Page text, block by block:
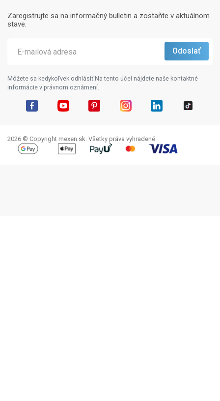
Zaregistrujte sa na informačný bulletin a zostaňte v aktuálnom
stave.
Môžete sa kedykoľvek odhlásiť.Na tento účel nájdete naše kontaktné
informácie v právnom oznámení.
2026 © Copyright mexen.sk. Všetky práva vyhradené.